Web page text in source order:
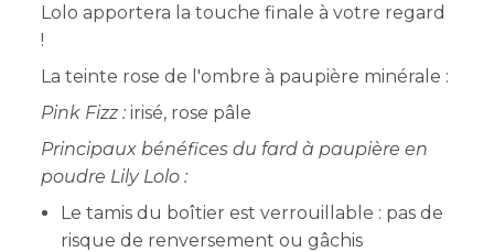
Lolo apportera la touche finale à votre regard
!
La teinte rose de l'ombre à paupière minérale :
Pink Fizz :irisé, rose pâle
Principaux bénéfices du fard à paupière en
poudre Lily Lolo :
Le tamis du boîtier est verrouillable : pas de
risque de renversement ou gâchis